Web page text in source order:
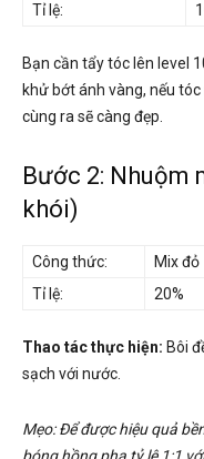
Tỉ lệ:
Bạn cần tẩy tóc lên level
khử bớt ánh vàng, nếu
cùng ra sẽ càng đẹp.
Bước 2: Nhuộm
khói)
Công thức: Mix đỏ
Tỉ lệ:
20%
Thao tác thực hiện: Bôi
sạch với nước.
Mẹo: Để được hiệu quả